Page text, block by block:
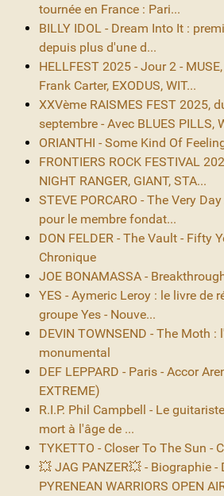
tournée en France : Pari...
BILLY IDOL - Dream Into It :
depuis plus d'une d...
HELLFEST 2025 - Jour 2 -
Frank Carter, EXODUS, WIT...
XXVème RAISMES FEST 2025,
septembre - Avec BLUES PILLS,
ORIANTHI - Some Kind Of
FRONTIERS ROCK FESTIVAL
NIGHT RANGER, GIANT, STA...
STEVE PORCARO - The Very
pour le membre fondat...
DON FELDER - The Vault - Fifty
Chronique
JOE BONAMASSA -
YES - Aymeric Leroy : le livre de
groupe Yes - Nouve...
DEVIN TOWNSEND - The Moth :
monumental
DEF LEPPARD - Paris - Accor
EXTREME)
R.I.P. Phil Campbell - Le
mort à l'âge de ...
TYKETTO - Closer To The Sun -
💥 JAG PANZER💥 - Biographie -
PYRENEAN WARRIORS OPEN